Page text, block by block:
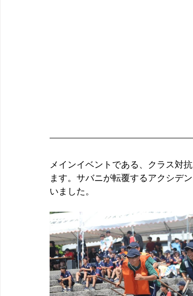
メインイベントである、クラス対
ます。サバニが転覆するアクシデ
いました。